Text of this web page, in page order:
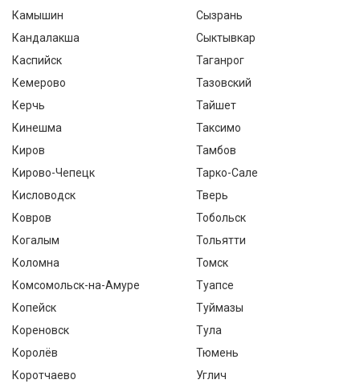
Камышин
Кандалакша
Каспийск
Кемерово
Керчь
Кинешма
Киров
Кирово-Чепецк
Кисловодск
Ковров
Когалым
Коломна
Комсомольск-на-Амуре
Копейск
Кореновск
Королёв
Коротчаево
Сызрань
Сыктывкар
Таганрог
Тазовский
Тайшет
Таксимо
Тамбов
Тарко-Сале
Тверь
Тобольск
Тольятти
Томск
Туапсе
Туймазы
Тула
Тюмень
Углич